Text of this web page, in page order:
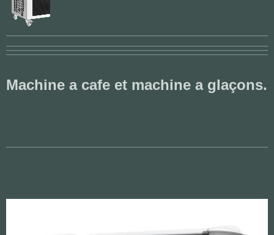
Machine a cafe et machine a glaçons.